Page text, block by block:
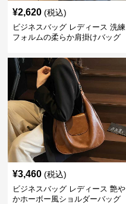
¥2,620 (税込)
ビジネスバッグ レディース 洗練
フォルムの柔らか肩掛けバッグ
¥3,460 (税込)
ビジネスバッグ レディース 艶や
かホーボー風ショルダーバッグ